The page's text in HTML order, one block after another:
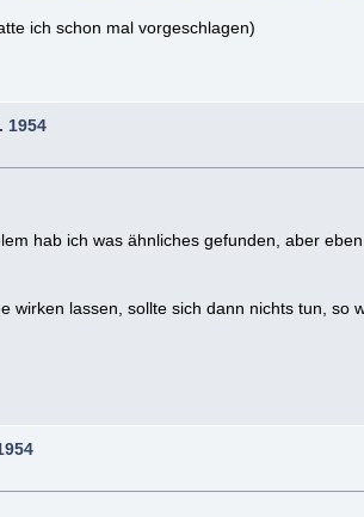
ich schon mal vorgeschlagen)
1954
hab ich was ähnliches gefunden, aber
wirken lassen, sollte sich dann nichts tun, so